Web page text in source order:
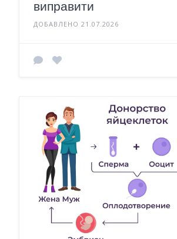
виправити
ДОБАВЛЕНО 21.07.2026